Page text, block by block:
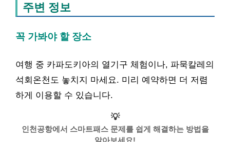
주변 정보
꼭 가봐야 할 장소
여행 중 카파도키아의 열기구 체험이나, 파묵칼레의
석회온천도 놓치지 마세요. 미리 예약하면 더 저렴
하게 이용할 수 있습니다.
💡
인천공항에서 스마트패스 문제를 쉽게 해결하는 방법을
알아보세요!